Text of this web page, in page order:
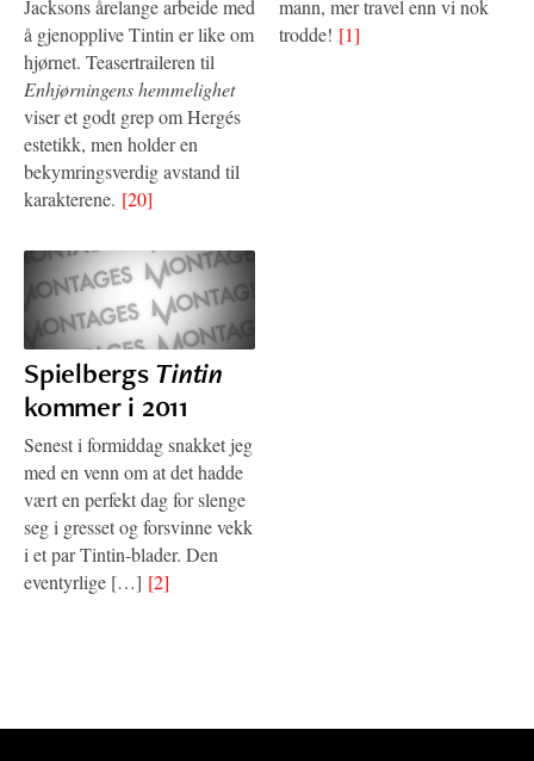
Jacksons årelange arbeide med
å gjenopplive Tintin er like om
hjørnet. Teasertraileren til
Enhjørningens hemmelighet
viser et godt grep om Hergés
estetikk, men holder en
bekymringsverdig avstand til
karakterene. [20]
mann, mer travel enn vi nok
trodde! [1]
SpielbergsTintin
kommer i 2011
Senest i formiddag snakket jeg
med en venn om at det hadde
vært en perfekt dag for slenge
seg i gresset og forsvinne vekk
i et par Tintin-blader. Den
eventyrlige […] [2]